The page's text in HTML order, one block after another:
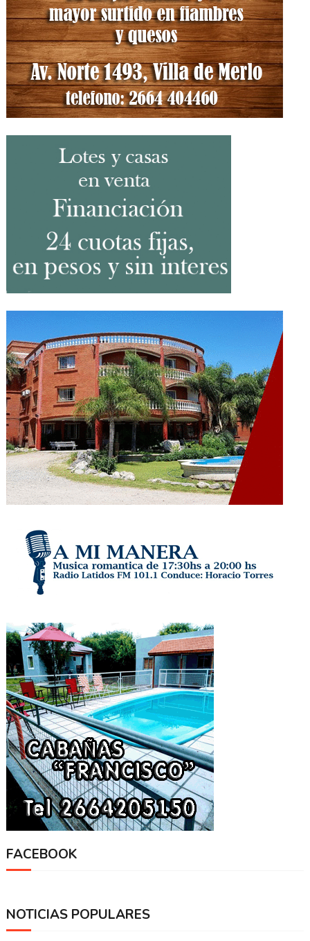
FACEBOOK
NOTICIAS POPULARES